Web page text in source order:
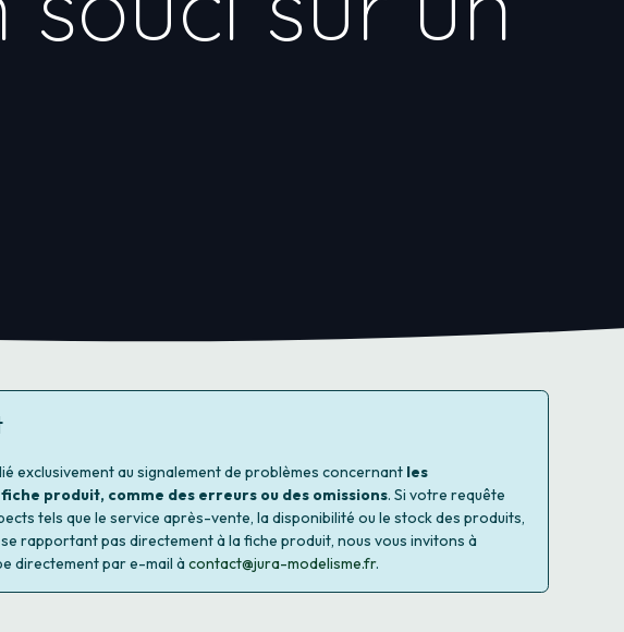
exclusivement au signalement de problèmes concernant les
produit, comme des erreurs ou des omissions. Si votre requête
tels que le service après-vente, la disponibilité ou le stock des produits,
rapportant pas directement à la fiche produit, nous vous invitons à
directement par e-mail à contact@jura-modelisme.fr.